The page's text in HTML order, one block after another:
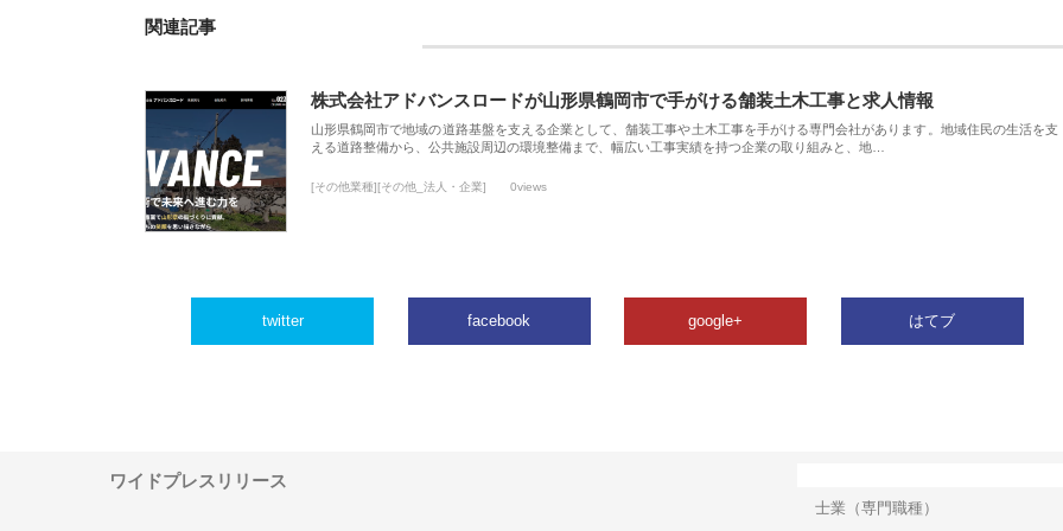
関連記事
株式会社アドバンスロードが山形県鶴岡市で手がける舗装土木工事と求人情報
山形県鶴岡市で地域の道路基盤を支える企業として、舗装工事や土木工事を手がける専門会社があります。地域住民の生活を支
える道路整備から、公共施設周辺の環境整備まで、幅広い工事実績を持つ企業の取り組みと、地…
[その他業種][その他_法人・企業] 0views
twitter facebook google+ はてブ
ワイドプレスリリース
士業（専門職種）